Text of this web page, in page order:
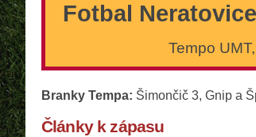
Fotbal
Tempo
Branky Tempa: Šimončič 3, Gnip a
Články k zápasu